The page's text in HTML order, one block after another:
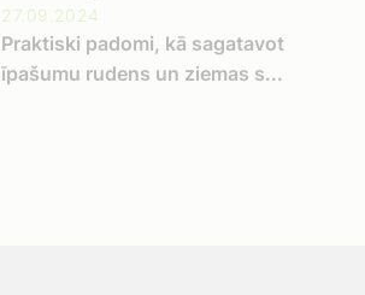
27.09.2024
Praktiski padomi, kā sagatavot
īpašumu rudens un ziemas s...